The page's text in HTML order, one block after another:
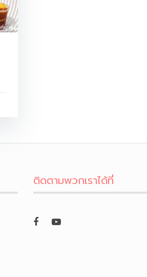
ติดตามพวกเราได้ที่